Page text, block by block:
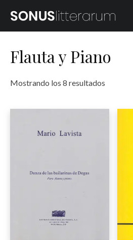
Flauta y Piano
Mostrando los 8 resultados